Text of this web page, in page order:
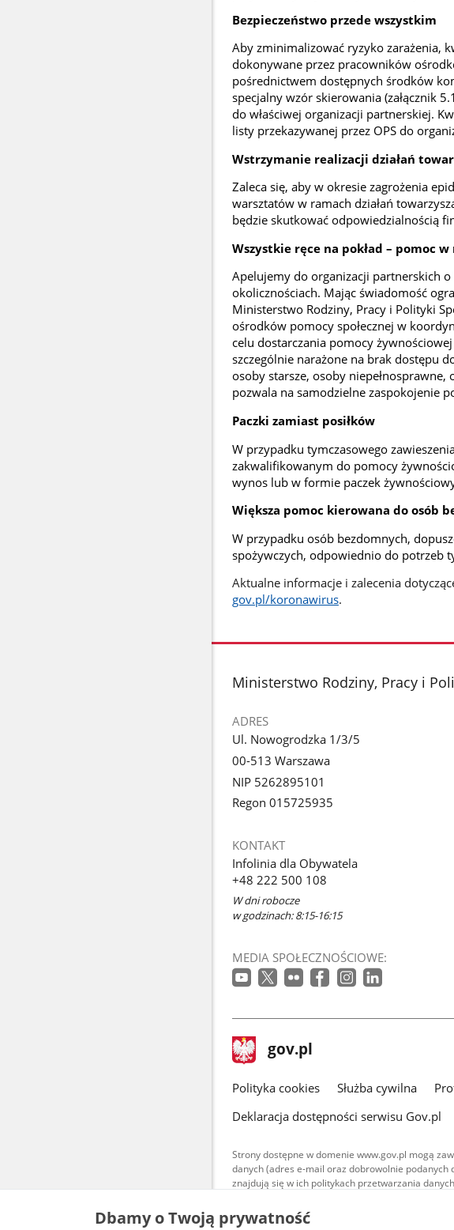
Bezpieczeństwo przede wszystkim
Aby zminimalizować ryzyko zarażenia,
dokonywane przez pracowników
pośrednictwem dostępnych środków
specjalny wzór skierowania (załącznik
do właściwej organizacji partnerskiej.
listy przekazywanej przez OPS do
Wstrzymanie realizacji działań
Zaleca się, aby w okresie zagrożenia
warsztatów w ramach działań
będzie skutkować odpowiedzialnością
Wszystkie ręce na pokład – pomoc
Apelujemy do organizacji partnerskich
okolicznościach. Mając świadomość
Ministerstwo Rodziny, Pracy i Polityki
ośrodków pomocy społecznej w
celu dostarczania pomocy
szczególnie narażone na brak dostępu
osoby starsze, osoby
pozwala na samodzielne zaspokojenie
Paczki zamiast posiłków
W przypadku tymczasowego
zakwalifikowanym do pomocy
wynos lub w formie paczek
Większa pomoc kierowana do osób
W przypadku osób bezdomnych,
spożywczych, odpowiednio do potrzeb
Aktualne informacje i zalecenia
gov.pl/koronawirus.
stopka
Ministerstwo Rodziny, Pracy i
ADRES
Ul. Nowogrodzka 1/3/5
00-513 Warszawa
NIP 5262895101
Regon 015725935
KONTAKT
Infolinia dla Obywatela
+48 222 500 108
W dni robocze
w godzinach: 8:15-16:15
MEDIA SPOŁECZNOŚCIOWE:
stopka
gov.pl Strona
gov.pl
gov.pl
Polityka cookies Służba cywilna
Deklaracja dostępności serwisu Gov.pl
Strony dostępne w domenie www.gov.pl mogą
danych (adres e-mail oraz dobrowolnie podanych
znajdują się w ich politykach przetwarzania
Treści tekstowe publikowane w
udostępniane na licencji typu
Dbamy o Twoją prywatność